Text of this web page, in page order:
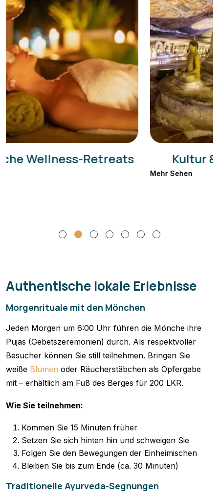
Kultur & Kulturerbe Touren
Authentische lokale Erlebnisse
Morgenrituale mit den Mönchen
Jeden Morgen um 6:00 Uhr führen die Mönche ihre
Pujas (Gebetszeremonien) durch. Als respektvoller
Besucher können Sie still teilnehmen. Bringen Sie
weiße Blumen oder Räucherstäbchen als Opfergabe
mit – erhältlich am Fuß des Berges für 200 LKR.
Wie Sie teilnehmen:
Kommen Sie 15 Minuten früher
Setzen Sie sich hinten hin und schweigen Sie
Folgen Sie den Bewegungen der Einheimischen
Bleiben Sie bis zum Ende (ca. 30 Minuten)
Traditionelle Ayurveda-Segnungen